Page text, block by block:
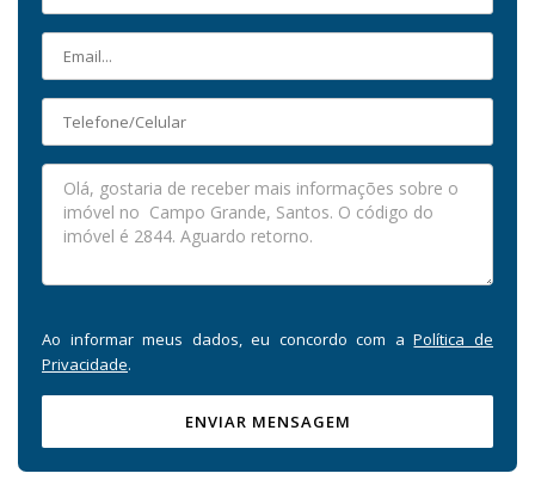
Ao informar meus dados, eu concordo com aPolítica de
Privacidade.
ENVIAR MENSAGEM